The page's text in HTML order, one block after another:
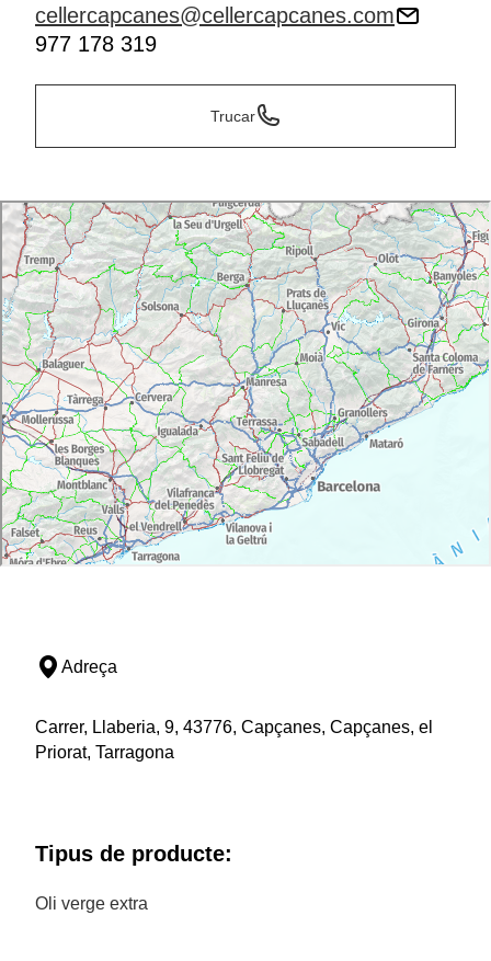
cellercapcanes@cellercapcanes.com
977 178 319
Trucar
Adreça
Carrer, Llaberia, 9, 43776, Capçanes, Capçanes, el
Priorat, Tarragona
Tipus de producte:
Oli verge extra